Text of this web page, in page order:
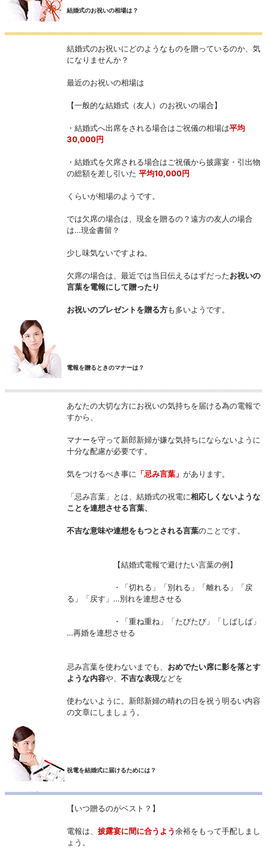
結婚式のお祝いの相場は？
結婚式のお祝いにどのようなものを贈っているのか、気
になりませんか？
最近のお祝いの相場は
【一般的な結婚式（友人）のお祝いの場合】
・結婚式へ出席をされる場合はご祝儀の相場は平均
30,000円
・結婚式を欠席される場合はご祝儀から披露宴・引出物
の総額を差し引いた 平均10,000円
くらいが相場のようです。
では欠席の場合は、現金を贈るの？遠方の友人の場合
は…現金書留？
少し味気ないですよね。
欠席の場合は、最近では当日伝えるはずだったお祝いの
言葉を電報にして贈ったり
お祝いのプレゼントを贈る方も多いようです。
電報を贈るときのマナーは？
あなたの大切な方にお祝いの気持ちを届ける為の電報で
すから、
マナーを守って新郎新婦が嫌な気持ちにならないように
十分な配慮が必要です。
気をつけるべき事に 「忌み言葉」 があります。
「忌み言葉」とは、結婚式の祝電に相応しくないような
ことを連想させる言葉、
不吉な意味や連想をもつとされる言葉のことです。
【結婚式電報で避けたい言葉の例】
・「切れる」「別れる」「離れる」「戻
る」「戻す」…別れを連想させる
・「重ね重ね」「たびたび」「しばしば」
…再婚を連想させる
忌み言葉を使わないまでも、 おめでたい席に影を落とす
ような内容や、 不吉な表現などを
使わないように。新郎新婦の晴れの日を祝う明るい内容
の文章にしましょう。
祝電を結婚式に届けるためには？
【いつ贈るのがベスト？】
電報は、 披露宴に間に合うよう余裕をもって手配しまし
ょう。